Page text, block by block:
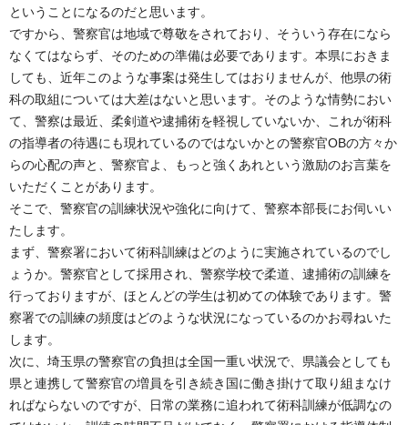
ということになるのだと思います。
ですから、警察官は地域で尊敬をされており、そういう存在になら
なくてはならず、そのための準備は必要であります。本県におきま
しても、近年このような事案は発生してはおりませんが、他県の術
科の取組については大差はないと思います。そのような情勢におい
て、警察は最近、柔剣道や逮捕術を軽視していないか、これが術科
の指導者の待遇にも現れているのではないかとの警察官OBの方々か
らの心配の声と、警察官よ、もっと強くあれという激励のお言葉を
いただくことがあります。
そこで、警察官の訓練状況や強化に向けて、警察本部長にお伺いい
たします。
まず、警察署において術科訓練はどのように実施されているのでし
ょうか。警察官として採用され、警察学校で柔道、逮捕術の訓練を
行っておりますが、ほとんどの学生は初めての体験であります。警
察署での訓練の頻度はどのような状況になっているのかお尋ねいた
します。
次に、埼玉県の警察官の負担は全国一重い状況で、県議会としても
県と連携して警察官の増員を引き続き国に働き掛けて取り組まなけ
ればならないのですが、日常の業務に追われて術科訓練が低調なの